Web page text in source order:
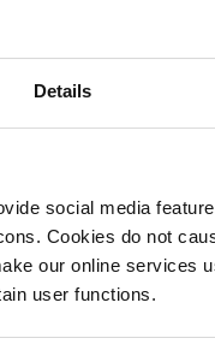
Details
social media
Cookies do not
our online services
user functions.
Потрошувачка